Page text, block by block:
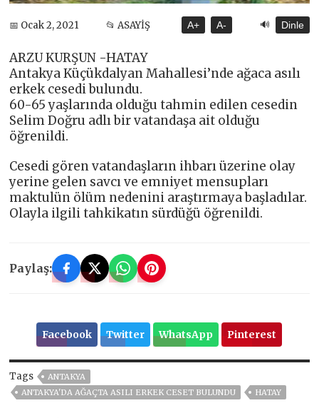
📅 Ocak 2, 2021 📂 ASAYİŞ A+ A- 🔊 Dinle
ARZU KURŞUN -HATAY
Antakya Küçükdalyan Mahallesi’nde ağaca asılı
erkek cesedi bulundu.
60-65 yaşlarında olduğu tahmin edilen cesedin
Selim Doğru adlı bir vatandaşa ait olduğu
öğrenildi.
Cesedi gören vatandaşların ihbarı üzerine olay
yerine gelen savcı ve emniyet mensupları
maktulün ölüm nedenini araştırmaya başladılar.
Olayla ilgili tahkikatın sürdüğü öğrenildi.
Paylaş:
Facebook Twitter WhatsApp Pinterest
Tags
ANTAKYA
ANTAKYA'DA AĞAÇTA ASILI ERKEK CESET BULUNDU
HATAY